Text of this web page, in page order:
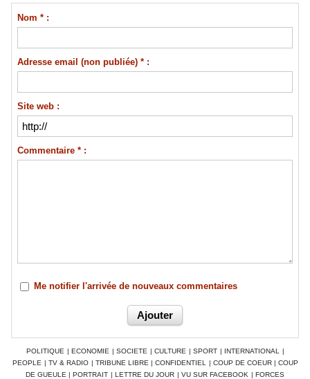
Nom * :
Adresse email (non publiée) * :
Site web :
Commentaire * :
Me notifier l'arrivée de nouveaux commentaires
POLITIQUE | ECONOMIE | SOCIETE | CULTURE | SPORT | INTERNATIONAL
|
PEOPLE | TV & RADIO | TRIBUNE LIBRE | CONFIDENTIEL | COUP DE COEUR | COUP
DE GUEULE | PORTRAIT | LETTRE DU JOUR | VU SUR FACEBOOK | FORCES